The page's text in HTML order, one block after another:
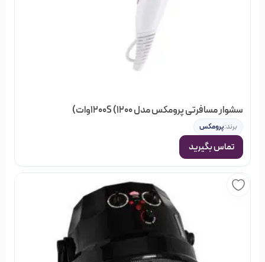
سشوار مسافرتی پرومکس مدل 1200S (۱۲۰۰وات)
برند:پرومکس
تماس بگیرید